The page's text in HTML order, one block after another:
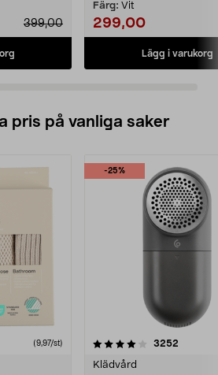
399,00
Färg: Vit
299,00
Lägg i varukorg
pris på vanliga saker
(9,97/st)
-25%
3252
Klädvård
4.5av 5 stjärnor